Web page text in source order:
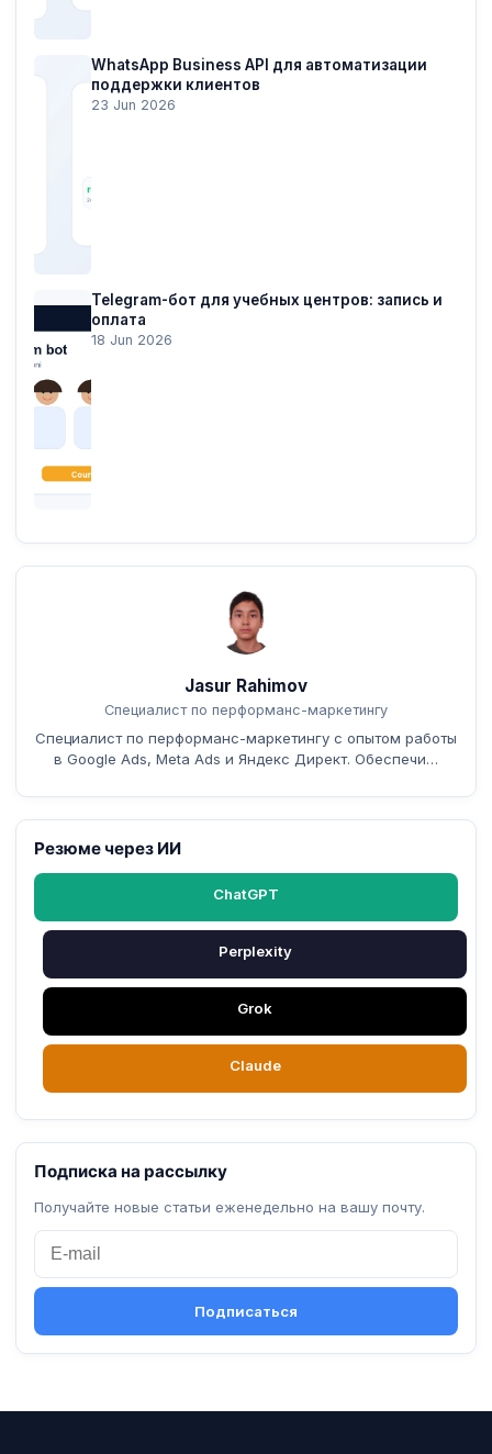
WhatsApp Business API для автоматизации
поддержки клиентов
23 Jun 2026
Telegram-бот для учебных центров: запись и
оплата
18 Jun 2026
Jasur Rahimov
Специалист по перформанс-маркетингу
Специалист по перформанс-маркетингу с опытом работы
в Google Ads, Meta Ads и Яндекс Директ. Обеспечи…
Резюме через ИИ
ChatGPT
Perplexity
Grok
Claude
Подписка на рассылку
Получайте новые статьи еженедельно на вашу почту.
Подписаться